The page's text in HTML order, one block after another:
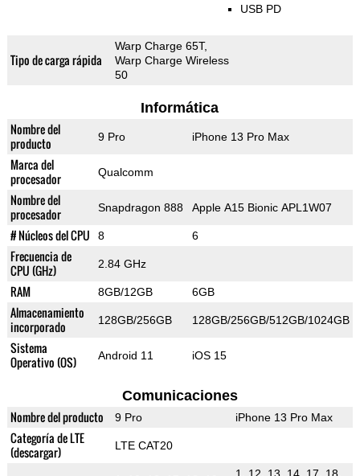
USB PD
Tipo de carga rápida
Warp Charge 65T,
Warp Charge Wireless
50
Informática
Nombre del
producto
9 Pro iPhone 13 Pro Max
Marca del
procesador
Qualcomm
Nombre del
procesador
Snapdragon 888 Apple A15 Bionic APL1W07
# Núcleos del CPU 8 6
Frecuencia de
CPU (GHz)
2.84 GHz
RAM 8GB/12GB 6GB
Almacenamiento
incorporado
128GB/256GB 128GB/256GB/512GB/1024GB
Sistema
Operativo (OS)
Android 11 iOS 15
Comunicaciones
Nombre del producto 9 Pro iPhone 13 Pro Max
Categoría de LTE
(descargar)
LTE CAT20